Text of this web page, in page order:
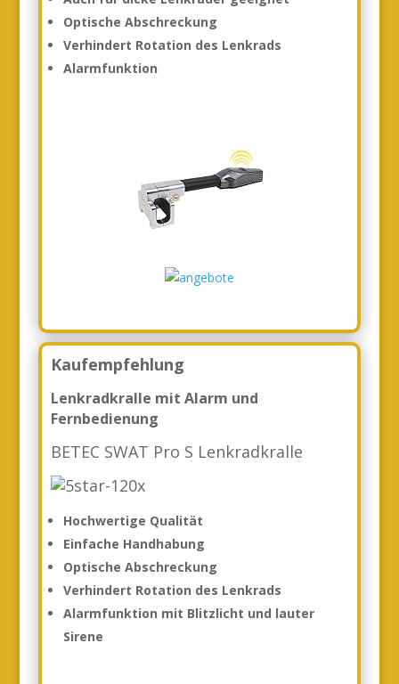
Optische Abschreckung
Verhindert Rotation des Lenkrads
Alarmfunktion
Kaufempfehlung
Lenkradkralle mit Alarm und
Fernbedienung
BETEC SWAT Pro S Lenkradkralle
Hochwertige Qualität
Einfache Handhabung
Optische Abschreckung
Verhindert Rotation des Lenkrads
Alarmfunktion mit Blitzlicht und lauter
Sirene